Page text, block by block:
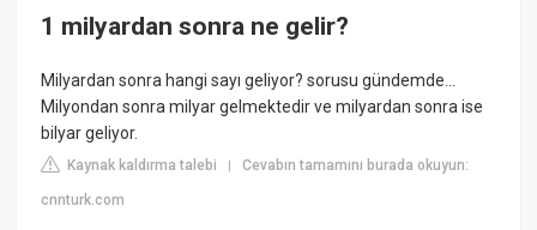
1 milyardan sonra ne gelir?
Milyardan sonra hangi sayı geliyor? sorusu gündemde...
Milyondan sonra milyar gelmektedir ve milyardan sonra ise
bilyar geliyor.
Kaynak kaldırma talebi |Cevabın tamamını burada okuyun:
cnnturk.com